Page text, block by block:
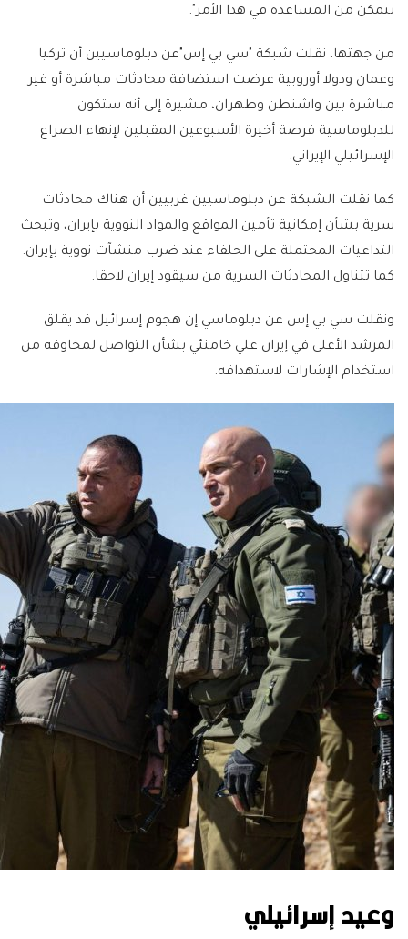
تتمكن من المساعدة في هذا الأمر".
من جهتها، نقلت شبكة "سي بي إس"عن دبلوماسيين أن تركيا
وعمان ودولا أوروبية عرضت استضافة محادثات مباشرة أو غير
مباشرة بين واشنطن وطهران، مشيرة إلى أنه ستكون
للدبلوماسية فرصة أخيرة الأسبوعين المقبلين لإنهاء الصراع
الإسرائيلي الإيراني.
كما نقلت الشبكة عن دبلوماسيين غربيين أن هناك محادثات
سرية بشأن إمكانية تأمين المواقع والمواد النووية بإيران، وتبحث
التداعيات المحتملة على الحلفاء عند ضرب منشآت نووية بإيران.
كما تتناول المحادثات السرية من سيقود إيران لاحقا.
ونقلت سي بي إس عن دبلوماسي إن هجوم إسرائيل قد يقلق
المرشد الأعلى في إيران علي خامنئي بشأن التواصل لمخاوفه من
استخدام الإشارات لاستهدافه.
وعيد إسرائيلي